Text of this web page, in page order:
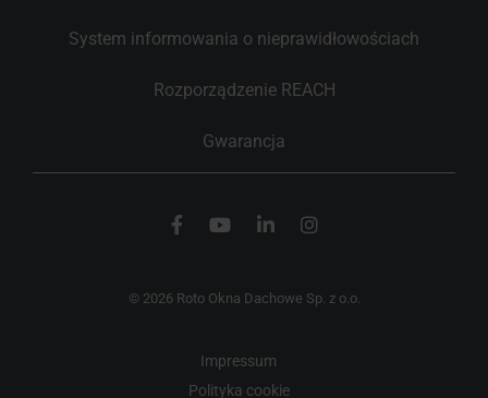
System informowania o nieprawidłowościach
Rozporządzenie REACH
Gwarancja
© 2026 Roto Okna Dachowe Sp. z o.o.
Impressum
Polityka cookie